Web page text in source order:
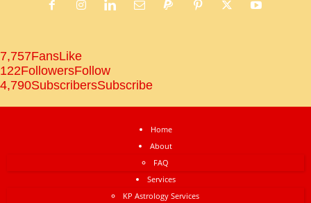
7,757FansLike
122FollowersFollow
4,790SubscribersSubscribe
Home
About
FAQ
Services
KP Astrology Services